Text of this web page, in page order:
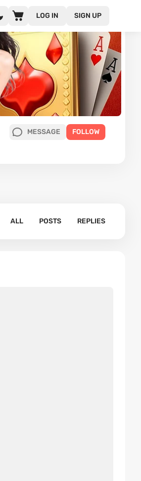
LOG IN SIGN UP
MESSAGE FOLLOW
ALL POSTS REPLIES